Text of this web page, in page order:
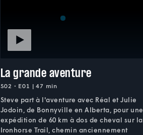
La grande aventure
S02 • E01 | 47 min
Steve part à l'aventure avec Réal et Julie
Jodoin, de Bonnyville en Alberta, pour une
expédition de 60 km à dos de cheval sur la
Ironhorse Trail, chemin anciennement